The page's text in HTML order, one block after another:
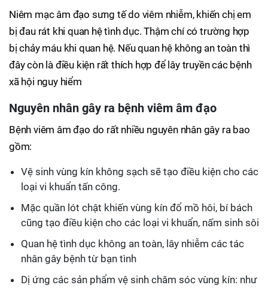
Niêm mạc âm đạo sưng tế do viêm nhiễm, khiến chị em
bị đau rát khi quan hệ tình dục. Thậm chí có trường hợp
bị chảy máu khi quan hệ. Nếu quan hệ không an toàn thì
đây còn là điều kiện rất thích hợp để lây truyền các bệnh
xã hội nguy hiểm
Nguyên nhân gây ra bệnh viêm âm đạo
Bệnh viêm âm đạo do rất nhiều nguyên nhân gây ra bao
gồm:
Vệ sinh vùng kín không sạch sẽ tạo điều kiện cho các
loại vi khuẩn tấn công.
Mặc quần lót chật khiến vùng kín đổ mồ hôi, bí bách
cũng tạo điều kiện cho các loại vi khuẩn, nấm sinh sôi
Quan hệ tình dục không an toàn, lây nhiễm các tác
nhân gây bệnh từ bạn tình
Dị ứng các sản phẩm vệ sinh chăm sóc vùng kín: như